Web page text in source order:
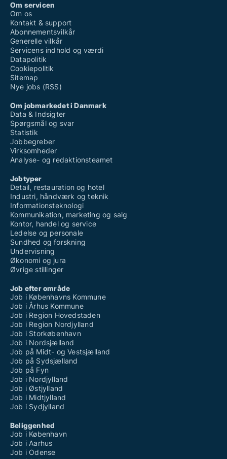
Om servicen
Om os
Kontakt & support
Abonnementsvilkår
Generelle vilkår
Servicens indhold og værdi
Datapolitik
Cookiepolitik
Sitemap
Nye jobs (RSS)
Om jobmarkedet i Danmark
Data & Indsigter
Spørgsmål og svar
Statistik
Jobbegreber
Virksomheder
Analyse- og redaktionsteamet
Jobtyper
Detail, restauration og hotel
Industri, håndværk og teknik
Informationsteknologi
Kommunikation, marketing og salg
Kontor, handel og service
Ledelse og personale
Sundhed og forskning
Undervisning
Økonomi og jura
Øvrige stillinger
Job efter område
Job i Københavns Kommune
Job i Århus Kommune
Job i Region Hovedstaden
Job i Region Nordjylland
Job i Storkøbenhavn
Job i Nordsjælland
Job på Midt- og Vestsjælland
Job på Sydsjælland
Job på Fyn
Job i Nordjylland
Job i Østjylland
Job i Midtjylland
Job i Sydjylland
Beliggenhed
Job i København
Job i Aarhus
Job i Odense